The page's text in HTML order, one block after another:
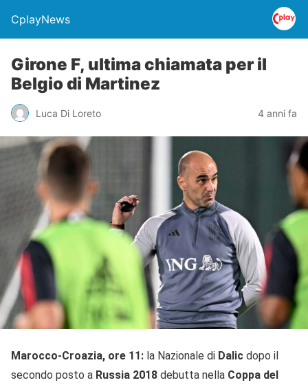
CplayNews
Girone F, ultima chiamata per il
Belgio di Martinez
Luca Di Loreto 4 anni fa
Marocco-Croazia, ore 11: la Nazionale di Dalic dopo il
secondo posto a Russia 2018 debutta nella Coppa del